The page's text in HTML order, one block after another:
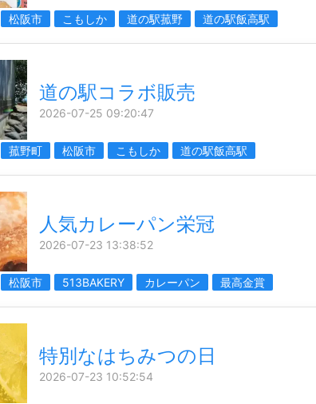
松阪市 こもしか 道の駅菰野 道の駅飯高駅
道の駅コラボ販売
2026-07-25 09:20:47
菰野町 松阪市 こもしか 道の駅飯高駅
人気カレーパン栄冠
2026-07-23 13:38:52
松阪市 513BAKERY カレーパン 最高金賞
特別なはちみつの日
2026-07-23 10:52:54